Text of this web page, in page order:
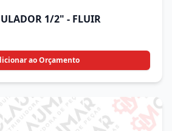
1/2" - FLUIR
ao Orçamento